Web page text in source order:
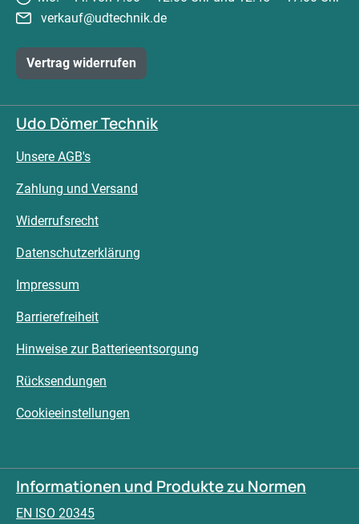
verkauf@udtechnik.de
Vertrag widerrufen
Udo Dömer Technik
Unsere AGB's
Zahlung und Versand
Widerrufsrecht
Datenschutzerklärung
Impressum
Barrierefreiheit
Hinweise zur Batterieentsorgung
Rücksendungen
Cookieeinstellungen
Informationen und Produkte zu Normen
EN ISO 20345